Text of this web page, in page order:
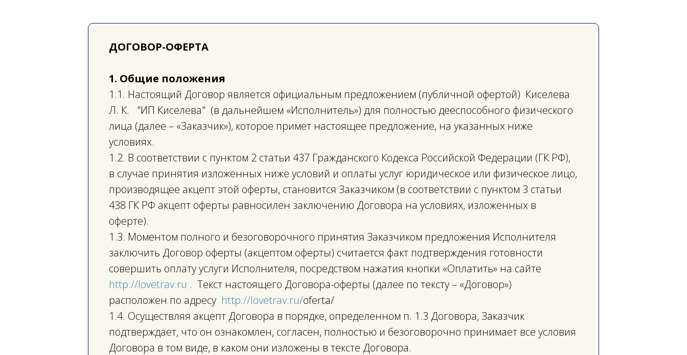
ДОГОВОР-ОФЕРТА
1. Общие положения
1.1. Настоящий Договор является официальным предложением (публичной офертой) Киселева
Л. К. "ИП Киселева" (в дальнейшем «Исполнитель») для полностью дееспособного физического
лица (далее – «Заказчик»), которое примет настоящее предложение, на указанных ниже
условиях.
1.2. В соответствии с пунктом 2 статьи 437 Гражданского Кодекса Российской Федерации (ГК РФ),
в случае принятия изложенных ниже условий и оплаты услуг юридическое или физическое лицо,
производящее акцепт этой оферты, становится Заказчиком (в соответствии с пунктом 3 статьи
438 ГК РФ акцепт оферты равносилен заключению Договора на условиях, изложенных в
оферте).
1.3. Моментом полного и безоговорочного принятия Заказчиком предложения Исполнителя
заключить Договор оферты (акцептом оферты) считается факт подтверждения готовности
совершить оплату услуги Исполнителя, посредством нажатия кнопки «Оплатить» на сайте
http://lovetrav.ru . Текст настоящего Договора-оферты (далее по тексту – «Договор»)
расположен по адресу http://lovetrav.ru/oferta/
1.4. Осуществляя акцепт Договора в порядке, определенном п. 1.3 Договора, Заказчик
подтверждает, что он ознакомлен, согласен, полностью и безоговорочно принимает все условия
Договора в том виде, в каком они изложены в тексте Договора.